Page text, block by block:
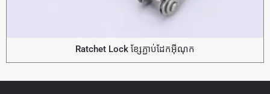
Ratchet Lock ខ្សែភ្ជាប់ដែកអ៊ីណុក